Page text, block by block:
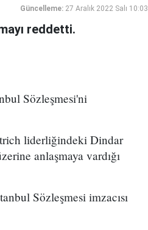
Güncelleme: 27 Aralık 2022 Salı 10:03
reddetti.
Sözleşmesi'ni
liderliğindeki Dindar
anlaşmaya vardığı
Sözleşmesi imzacısı